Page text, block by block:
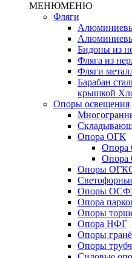
МЕНЮМЕНЮ
Фляги
Бидоны из
Фляга из
Фляги
Барабан
крышкой
Опоры освещения
Опора ОГК
Опора
Опора
Опоры
Опоры
Опора
Опоры
Опора НФГ
Опоры
Опоры